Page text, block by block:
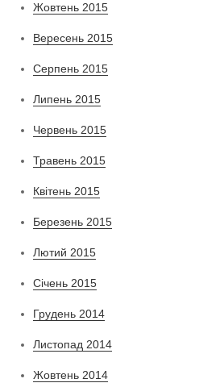
Жовтень 2015
Вересень 2015
Серпень 2015
Липень 2015
Червень 2015
Травень 2015
Квітень 2015
Березень 2015
Лютий 2015
Січень 2015
Грудень 2014
Листопад 2014
Жовтень 2014